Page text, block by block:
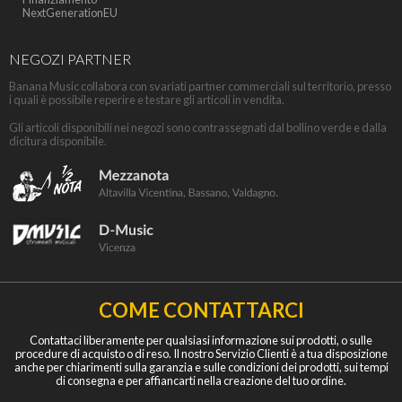
NextGenerationEU
NEGOZI PARTNER
Banana Music collabora con svariati partner commerciali sul territorio, presso
i quali è possibile reperire e testare gli articoli in vendita.
Gli articoli disponibili nei negozi sono contrassegnati dal bollino verde e dalla
dicitura disponibile.
COME CONTATTARCI
Contattaci liberamente per qualsiasi informazione sui prodotti, o sulle
procedure di acquisto o di reso. Il nostro Servizio Clienti è a tua disposizione
anche per chiarimenti sulla garanzia e sulle condizioni dei prodotti, sui tempi
di consegna e per affiancarti nella creazione del tuo ordine.